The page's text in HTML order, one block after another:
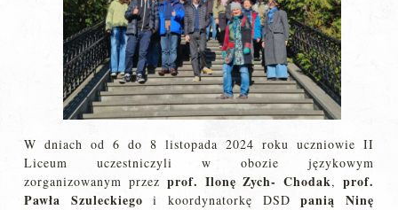
W dniach od 6 do 8 listopada 2024 roku uczniowie II
Liceum uczestniczyli w obozie językowym
zorganizowanym przez prof. Ilonę Zych- Chodak, prof.
Pawła Szuleckiego i koordynatorkę DSDpanią Ninę